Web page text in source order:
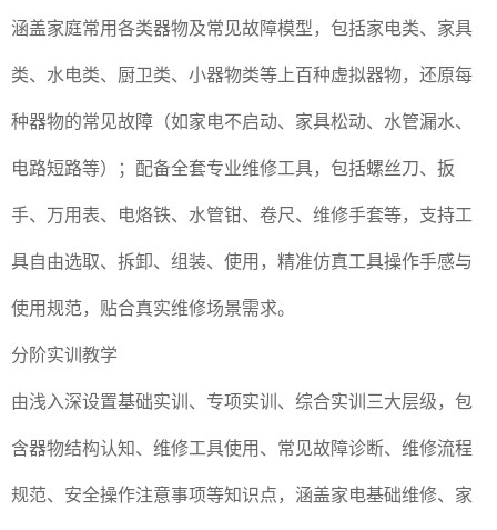
涵盖家庭常用各类器物及常见故障模型，包括家电类、家具
类、水电类、厨卫类、小器物类等上百种虚拟器物，还原每
种器物的常见故障（如家电不启动、家具松动、水管漏水、
电路短路等）；配备全套专业维修工具，包括螺丝刀、扳
手、万用表、电烙铁、水管钳、卷尺、维修手套等，支持工
具自由选取、拆卸、组装、使用，精准仿真工具操作手感与
使用规范，贴合真实维修场景需求。
分阶实训教学
由浅入深设置基础实训、专项实训、综合实训三大层级，包
含器物结构认知、维修工具使用、常见故障诊断、维修流程
规范、安全操作注意事项等知识点，涵盖家电基础维修、家